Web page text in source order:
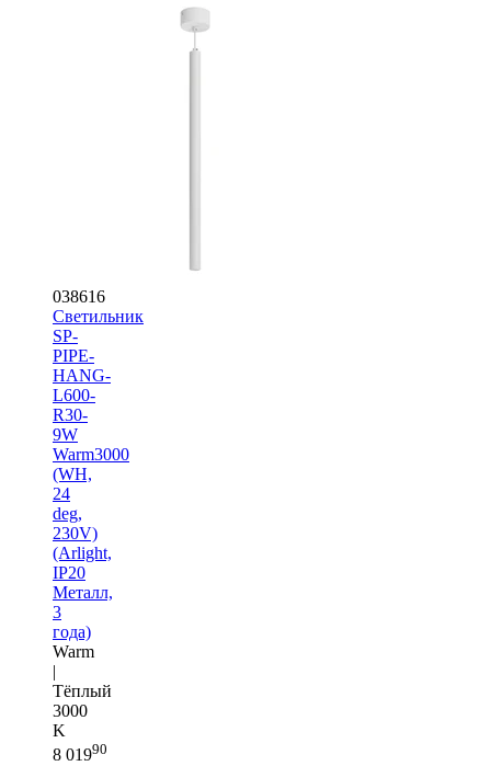
038616
Светильник
SP-
PIPE-
HANG-
L600-
R30-
9W
Warm3000
(WH,
24
deg,
230V)
(Arlight,
IP20
Металл,
3
года)
Warm
|
Тёплый
3000
K
8 01990